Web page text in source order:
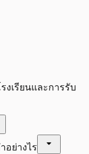
งเรียนและการรับ
อย่างไร arrow_drop_down